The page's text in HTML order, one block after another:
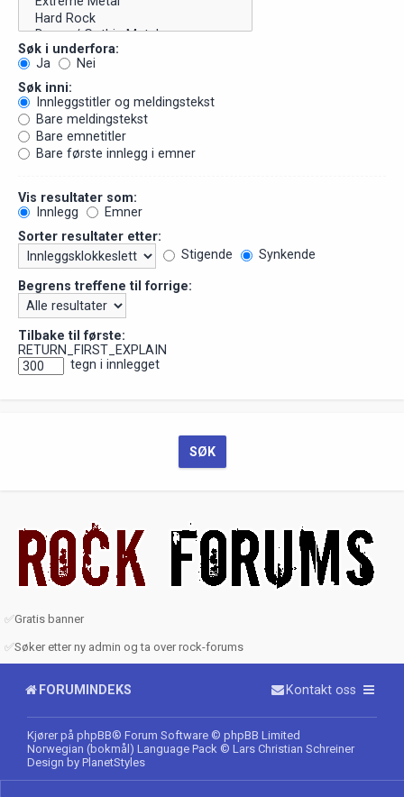
Søk i underfora:
Ja
Nei
Søk inni:
Innleggstitler og meldingstekst
Bare meldingstekst
Bare emnetitler
Bare første innlegg i emner
Vis resultater som:
Innlegg
Emner
Sorter resultater etter:
Stigende
Synkende
Begrens treffene til forrige:
Tilbake til første:
RETURN_FIRST_EXPLAIN
tegn i innlegget
✅Gratis banner
✅Søker etter ny admin og ta over rock-forums
FORUMINDEKS Kontakt oss
Kjører på phpBB® Forum Software © phpBB Limited
Norwegian (bokmål) Language Pack © Lars Christian Schreiner
Design by PlanetStyles